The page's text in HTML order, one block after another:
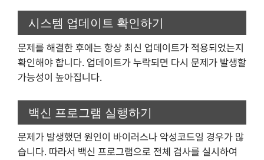
시스템 업데이트 확인하기
문제를 해결한 후에는 항상 최신 업데이트가 적용되었는지
확인해야 합니다. 업데이트가 누락되면 다시 문제가 발생할
가능성이 높아집니다.
백신 프로그램 실행하기
문제가 발생했던 원인이 바이러스나 악성코드일 경우가 많
습니다. 따라서 백신 프로그램으로 전체 검사를 실시하여